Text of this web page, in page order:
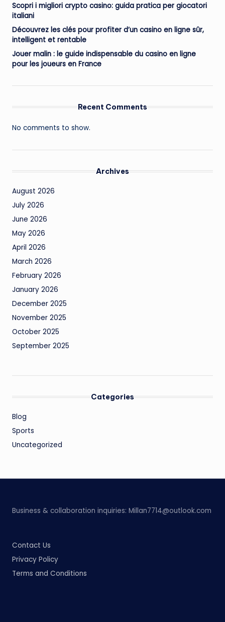
Scopri i migliori crypto casino: guida pratica per giocatori
italiani
Découvrez les clés pour profiter d’un casino en ligne sûr,
intelligent et rentable
Jouer malin : le guide indispensable du casino en ligne
pour les joueurs en France
Recent Comments
No comments to show.
Archives
August 2026
July 2026
June 2026
May 2026
April 2026
March 2026
February 2026
January 2026
December 2025
November 2025
October 2025
September 2025
Categories
Blog
Sports
Uncategorized
Business & collaboration inquiries: Millan7714@outlook.com
Contact Us
Privacy Policy
Terms and Conditions